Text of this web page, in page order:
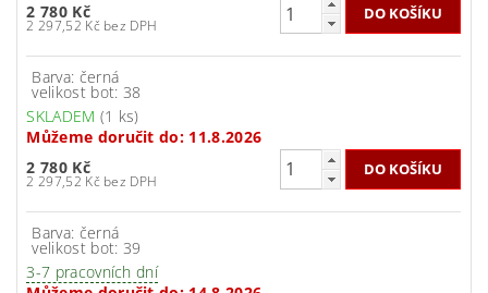
2 780 Kč
2 297,52 Kč bez DPH
Barva: černá
velikost bot: 38
SKLADEM (1 ks)
Můžeme doručit do: 11.8.2026
2 780 Kč
2 297,52 Kč bez DPH
Barva: černá
velikost bot: 39
3-7 pracovních dní